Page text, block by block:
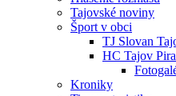
Tajovské noviny
Šport v obci
TJ Slovan
HC Tajov
Kroniky